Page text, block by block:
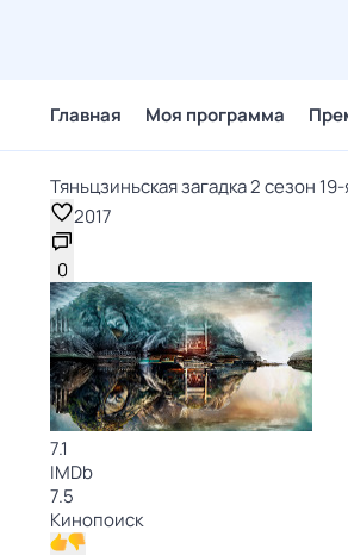
Главная Моя программа
Тяньцзиньская загадка 2 сезон
2017
0
7.1
IMDb
7.5
Кинопоиск